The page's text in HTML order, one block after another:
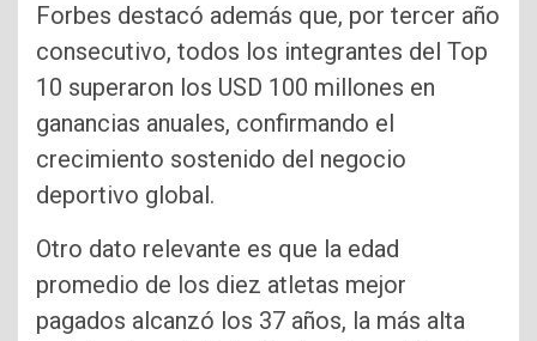
Forbes destacó además que, por tercer año
consecutivo, todos los integrantes del Top
10 superaron los USD 100 millones en
ganancias anuales, confirmando el
crecimiento sostenido del negocio
deportivo global.
Otro dato relevante es que la edad
promedio de los diez atletas mejor
pagados alcanzó los 37 años, la más alta